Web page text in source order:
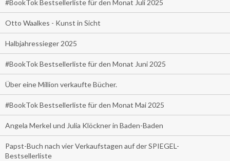
#BookTok Bestsellerliste für den Monat Juli 2025
Otto Waalkes - Kunst in Sicht
Halbjahressieger 2025
#BookTok Bestsellerliste für den Monat Juni 2025
Über eine Million verkaufte Bücher.
#BookTok Bestsellerliste für den Monat Mai 2025
Angela Merkel und Julia Klöckner in Baden-Baden
Papst-Buch nach vier Verkaufstagen auf der SPIEGEL-
Bestsellerliste